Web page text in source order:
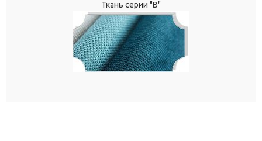
Ткань серии "В"